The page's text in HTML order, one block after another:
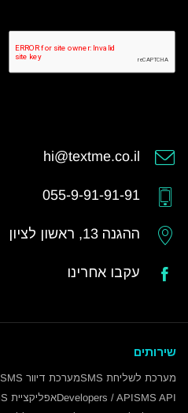
hi@textme.co.il
055-9-91-91-91
ההגנה 13, ראשון לציון
עקבו אחרינו
שירותים
מערכת לשליחת SMS מערכת דיוור SMS
SMS API
Developers / APIאפליקציית SMS לShopify